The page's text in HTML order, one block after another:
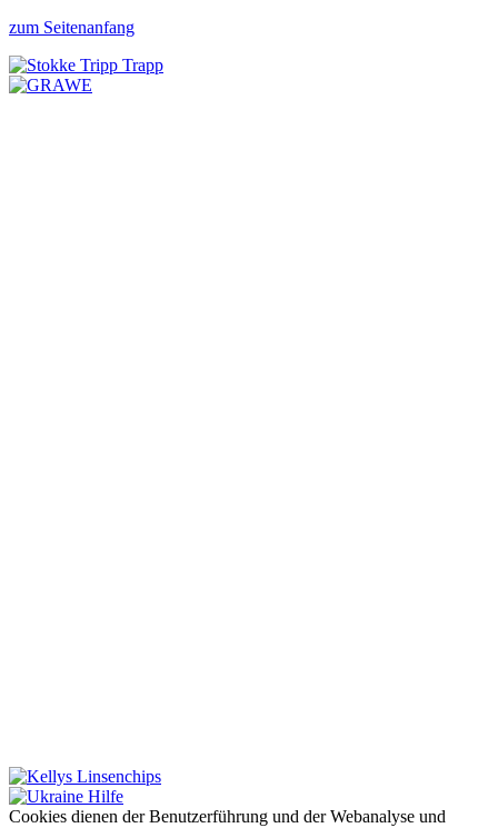
zum Seitenanfang
Cookies dienen der Benutzerführung und der Webanalyse und